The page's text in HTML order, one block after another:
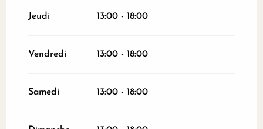
Jeudi 13:00 - 18:00
Vendredi 13:00 - 18:00
Samedi 13:00 - 18:00